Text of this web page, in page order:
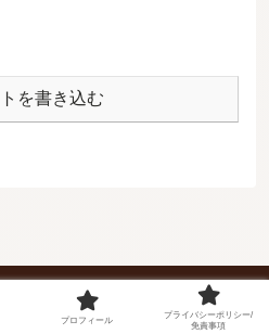
を書き込む
の子育てハンドブック
プロフィール
プライバシーポリシー/
免責事項